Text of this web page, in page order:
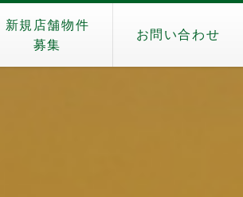
新規店舗物件
募集
お問い合わせ